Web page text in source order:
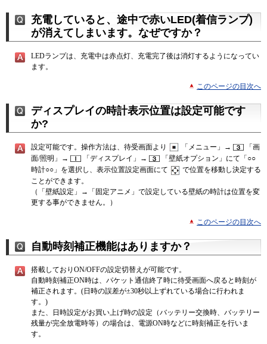
充電していると、途中で赤いLED(着信ランプ)
が消えてしまいます。なぜですか？
LEDランプは、充電中は赤点灯、充電完了後は消灯するようになってい
ます。
このページの目次へ
ディスプレイの時計表示位置は設定可能です
か?
設定可能です。操作方法は、待受画面より 「メニュー」→
「画
面/照明」→
「ディスプレイ」→
「壁紙オプション」にて「○○
時計○○」を選択し、表示位置設定画面にて
で位置を移動し決定する
ことができます。
（「壁紙設定」→「固定アニメ」で設定している壁紙の時計は位置を変
更する事ができません。）
このページの目次へ
自動時刻補正機能はありますか？
搭載しておりON/OFFの設定切替えが可能です。
自動時刻補正ON時は、パケット通信終了時に待受画面へ戻ると時刻が
補正されます。(日時の誤差が±30秒以上ずれている場合に行われま
す。)
また、日時設定がお買い上げ時の設定（バッテリー交換時、バッテリー
残量が完全放電時等）の場合は、電源ON時などに時刻補正を行いま
す。